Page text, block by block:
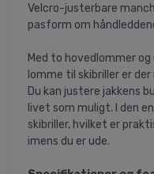
Velcro-justerbare
pasform om
Med to hovedlommer
lomme til skibriller er
Du kan justere jakkens
livet som muligt. I den
skibriller, hvilket er
imens du er ude.